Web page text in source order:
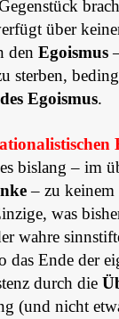
über
den Egoismus
sterben,
Egoismus.
bislang – im
– zu
was
wahre
das Ende der
durch die
(und nicht